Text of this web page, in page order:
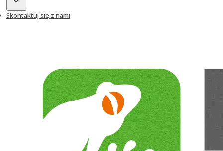
Skontaktuj się z nami